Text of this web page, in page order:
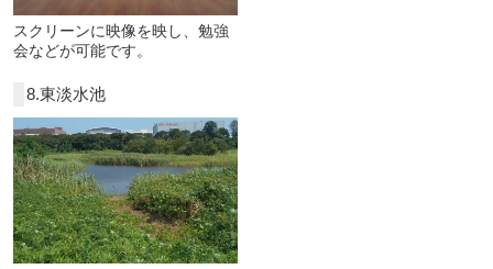
スクリーンに映像を映し、勉強
会などが可能です。
8.東淡水池